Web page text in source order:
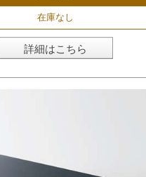
在庫なし
詳細はこちら